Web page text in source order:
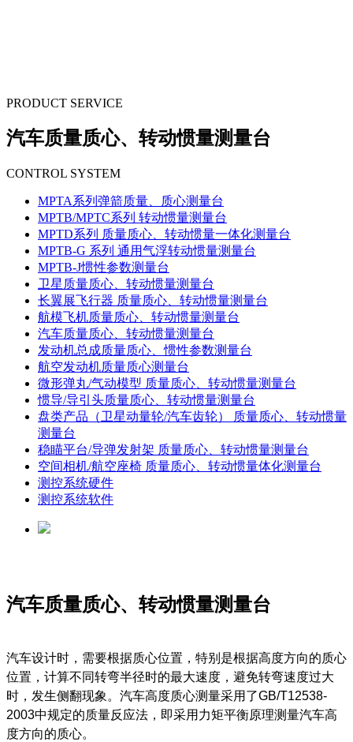
PRODUCT SERVICE
汽车质量质心、转动惯量测量台
CONTROL SYSTEM
MPTA系列弹箭质量、质心测量台
MPTB/MPTC系列 转动惯量测量台
MPTD系列 质量质心、转动惯量一体化测量台
MPTB-G 系列 通用气浮转动惯量测量台
MPTB-J惯性参数测量台
卫星质量质心、转动惯量测量台
长翼展飞行器 质量质心、转动惯量测量台
航模飞机质量质心、转动惯量测量台
汽车质量质心、转动惯量测量台
发动机总成质量质心、惯性参数测量台
航空发动机质量质心测量台
微形弹丸/气动模型 质量质心、转动惯量测量台
惯导/导引头质量质心、转动惯量测量台
盘类产品（卫星动量轮/汽车齿轮） 质量质心、转动惯量
测量台
稳瞄平台/导弹发射架 质量质心、转动惯量测量台
空间相机/航空座椅 质量质心、转动惯量体化测量台
测控系统硬件
测控系统软件
汽车质量质心、转动惯量测量台
汽车设计时，需要根据质心位置，特别是根据高度方向的质心
位置，计算不同转弯半径时的最大速度，避免转弯速度过大
时，发生侧翻现象。汽车高度质心测量采用了GB/T12538-
2003中规定的质量反应法，即采用力矩平衡原理测量汽车高
度方向的质心。